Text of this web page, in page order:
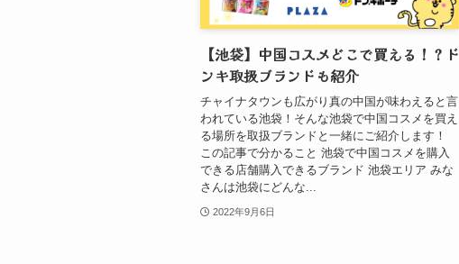
【池袋】中国コスメどこで買える！？ド
ンキ取扱ブランドも紹介
チャイナタウンも広がり真の中国が味わえると言
われている池袋！そんな池袋で中国コスメを買え
る場所を取扱ブランドと一緒にご紹介します！
この記事で分かること 池袋で中国コスメを購入
できる店舗購入できるブランド 池袋エリア みな
さんは池袋にどんな...
2022年9月6日